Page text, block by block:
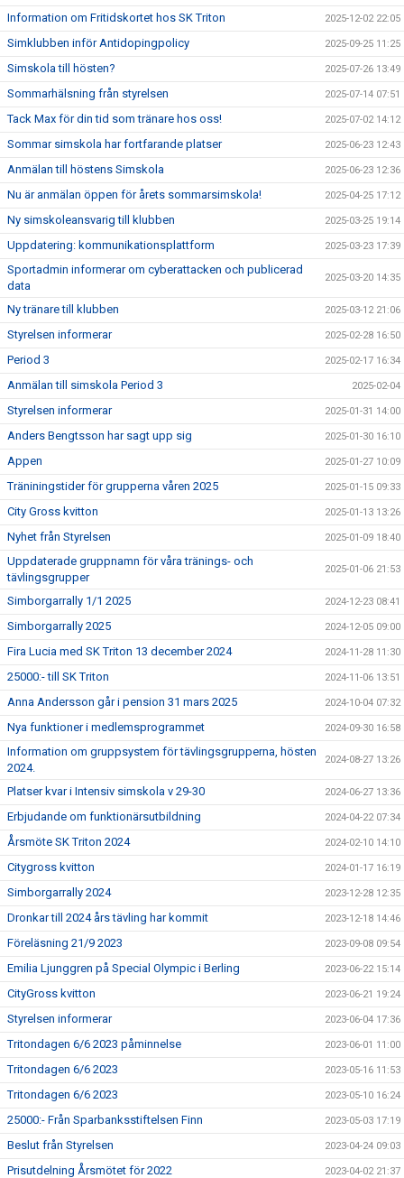
Information om Fritidskortet hos SK Triton 2025-12-02 22:05
Simklubben inför Antidopingpolicy 2025-09-25 11:25
Simskola till hösten? 2025-07-26 13:49
Sommarhälsning från styrelsen 2025-07-14 07:51
Tack Max för din tid som tränare hos oss! 2025-07-02 14:12
Sommar simskola har fortfarande platser 2025-06-23 12:43
Anmälan till höstens Simskola 2025-06-23 12:36
Nu är anmälan öppen för årets sommarsimskola! 2025-04-25 17:12
Ny simskoleansvarig till klubben 2025-03-25 19:14
Uppdatering: kommunikationsplattform 2025-03-23 17:39
Sportadmin informerar om cyberattacken och publicerad
data
2025-03-20 14:35
Ny tränare till klubben 2025-03-12 21:06
Styrelsen informerar 2025-02-28 16:50
Period 3 2025-02-17 16:34
Anmälan till simskola Period 3 2025-02-04
Styrelsen informerar 2025-01-31 14:00
Anders Bengtsson har sagt upp sig 2025-01-30 16:10
Appen 2025-01-27 10:09
Träniningstider för grupperna våren 2025 2025-01-15 09:33
City Gross kvitton 2025-01-13 13:26
Nyhet från Styrelsen 2025-01-09 18:40
Uppdaterade gruppnamn för våra tränings- och
tävlingsgrupper
2025-01-06 21:53
Simborgarrally 1/1 2025 2024-12-23 08:41
Simborgarrally 2025 2024-12-05 09:00
Fira Lucia med SK Triton 13 december 2024 2024-11-28 11:30
25000:- till SK Triton 2024-11-06 13:51
Anna Andersson går i pension 31 mars 2025 2024-10-04 07:32
Nya funktioner i medlemsprogrammet 2024-09-30 16:58
Information om gruppsystem för tävlingsgrupperna, hösten
2024.
2024-08-27 13:26
Platser kvar i Intensiv simskola v 29-30 2024-06-27 13:36
Erbjudande om funktionärsutbildning 2024-04-22 07:34
Årsmöte SK Triton 2024 2024-02-10 14:10
Citygross kvitton 2024-01-17 16:19
Simborgarrally 2024 2023-12-28 12:35
Dronkar till 2024 års tävling har kommit 2023-12-18 14:46
Föreläsning 21/9 2023 2023-09-08 09:54
Emilia Ljunggren på Special Olympic i Berling 2023-06-22 15:14
CityGross kvitton 2023-06-21 19:24
Styrelsen informerar 2023-06-04 17:36
Tritondagen 6/6 2023 påminnelse 2023-06-01 11:00
Tritondagen 6/6 2023 2023-05-16 11:53
Tritondagen 6/6 2023 2023-05-10 16:24
25000:- Från Sparbanksstiftelsen Finn 2023-05-03 17:19
Beslut från Styrelsen 2023-04-24 09:03
Prisutdelning Årsmötet för 2022 2023-04-02 21:37